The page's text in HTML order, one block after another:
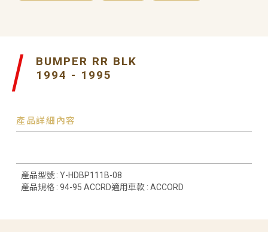
BUMPER RR BLK
1994 - 1995
產品詳細內容
產品型號 : Y-HDBP111B-08
產品規格 : 94-95 ACCRD適用車款 : ACCORD